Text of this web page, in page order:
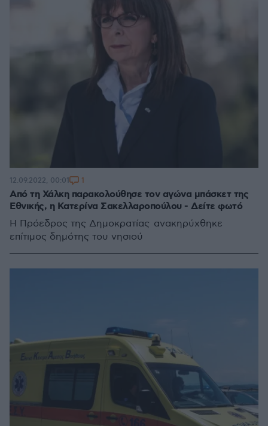
Από τη Χάλκη παρακολούθησε τον αγώνα μπάσκετ της
Εθνικής, η Κατερίνα Σακελλαροπούλου - Δείτε φωτό
Η Πρόεδρος της Δημοκρατίας ανακηρύχθηκε
επίτιμος δημότης του νησιού
12.09.2022, 00:01 1